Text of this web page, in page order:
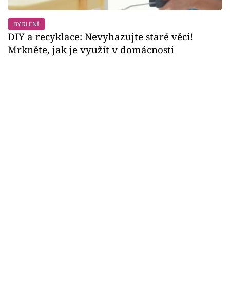
BYDLENÍ
DIY a recyklace: Nevyhazujte staré věci!
Mrkněte, jak je využít v domácnosti